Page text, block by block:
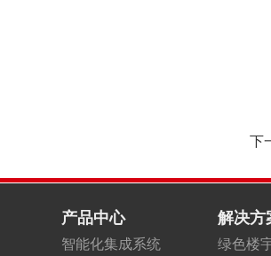
下
产品中心
智能化集成系统
解决方
绿色楼